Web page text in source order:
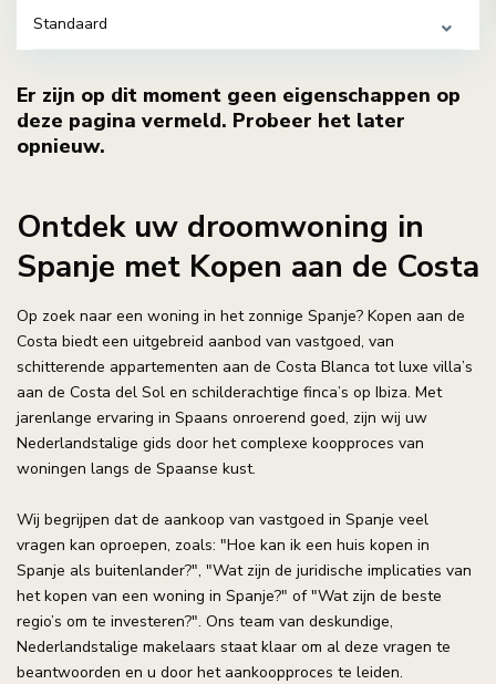
Standaard
Er zijn op dit moment geen eigenschappen op
deze pagina vermeld. Probeer het later
opnieuw.
Ontdek uw droomwoning in
Spanje met Kopen aan de Costa
Op zoek naar een woning in het zonnige Spanje? Kopen aan de
Costa biedt een uitgebreid aanbod van vastgoed, van
schitterende appartementen aan de Costa Blanca tot luxe villa’s
aan de Costa del Sol en schilderachtige finca’s op Ibiza. Met
jarenlange ervaring in Spaans onroerend goed, zijn wij uw
Nederlandstalige gids door het complexe koopproces van
woningen langs de Spaanse kust.
Wij begrijpen dat de aankoop van vastgoed in Spanje veel
vragen kan oproepen, zoals: "Hoe kan ik een huis kopen in
Spanje als buitenlander?", "Wat zijn de juridische implicaties van
het kopen van een woning in Spanje?" of "Wat zijn de beste
regio’s om te investeren?". Ons team van deskundige,
Nederlandstalige makelaars staat klaar om al deze vragen te
beantwoorden en u door het aankoopproces te leiden.